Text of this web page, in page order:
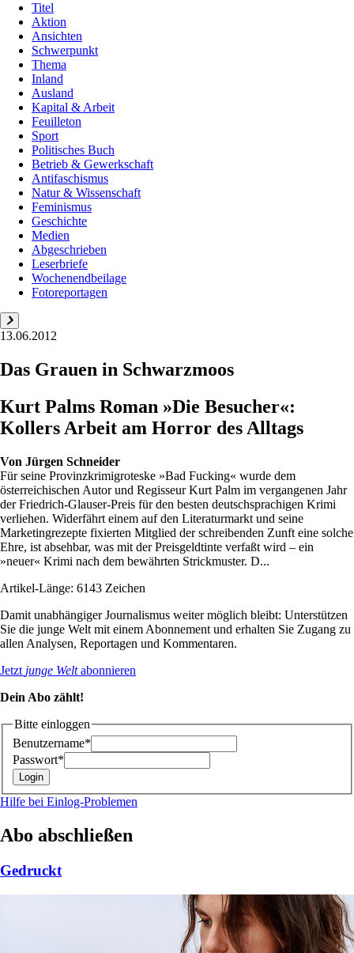
Titel
Aktion
Ansichten
Schwerpunkt
Thema
Inland
Ausland
Kapital & Arbeit
Feuilleton
Sport
Politisches Buch
Betrieb & Gewerkschaft
Antifaschismus
Natur & Wissenschaft
Feminismus
Geschichte
Medien
Abgeschrieben
Leserbriefe
Wochenendbeilage
Fotoreportagen
13.06.2012
Das Grauen in Schwarzmoos
Kurt Palms Roman »Die Besucher«:
Kollers Arbeit am Horror des Alltags
Von Jürgen Schneider
Für seine Provinzkrimigroteske »Bad Fucking« wurde dem
österreichischen Autor und Regisseur Kurt Palm im vergangenen Jahr
der Friedrich-Glauser-Preis für den besten deutschsprachigen Krimi
verliehen. Widerfährt einem auf den Literaturmarkt und seine
Marketingrezepte fixierten Mitglied der schreibenden Zunft eine solche
Ehre, ist absehbar, was mit der Preisgeldtinte verfaßt wird – ein
»neuer« Krimi nach dem bewährten Strickmuster. D...
Artikel-Länge: 6143 Zeichen
Damit unabhängiger Journalismus weiter möglich bleibt: Unterstützen
Sie die junge Welt mit einem Abonnement und erhalten Sie Zugang zu
allen Analysen, Reportagen und Kommentaren.
Jetzt junge Weltabonnieren
Dein Abo zählt!
Bitte einloggen
Benutzername*
Passwort*
Hilfe bei Einlog-Problemen
Abo abschließen
Gedruckt